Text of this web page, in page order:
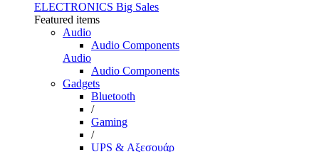
ELECTRONICS Big Sales
Featured items
Audio
Audio Components
Audio
Audio Components
Gadgets
Bluetooth
/
Gaming
/
UPS & Αξεσουάρ